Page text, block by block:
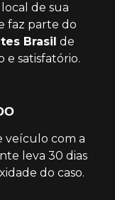
de sua
faz parte do
Brasil de
satisfatório.
veículo com a
leva 30 dias
do caso.